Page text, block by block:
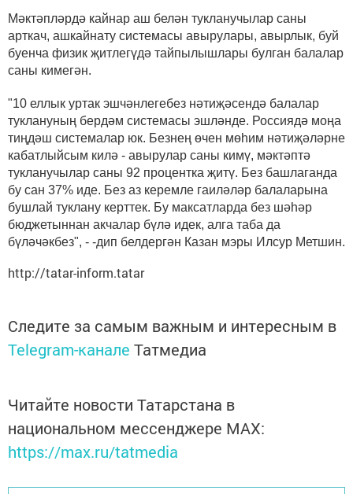
Мәктәпләрдә кайнар аш белән тукланучылар саны
арткач, ашкайнату системасы авырулары, авырлык, буй
буенча физик җитлегүдә тайпылышлары булган балалар
саны кимегән.
"10 еллык уртак эшчәнлегебез нәтиҗәсендә балалар
туклануның бердәм системасы эшләнде. Россиядә моңа
тиңдәш системалар юк. Безнең өчен мөһим нәтиҗәләрне
кабатлыйсым килә - авырулар саны кимү, мәктәптә
тукланучылар саны 92 процентка җитү. Без башлаганда
бу сан 37% иде. Без аз керемле гаиләләр балаларына
бушлай туклану керттек. Бу максатларда без шәһәр
бюджетыннан акчалар бүлә идек, алга таба да
бүләчәкбез", - -дип белдергән Казан мэры Илсур Метшин.
http://tatar-inform.tatar
Следите за самым важным и интересным в
Telegram-канале Татмедиа
Читайте новости Татарстана в
национальном мессенджере MАХ:
https://max.ru/tatmedia